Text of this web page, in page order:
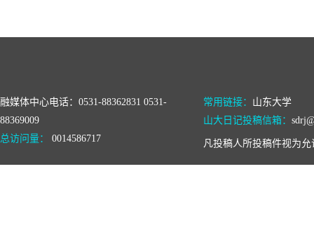
融媒体中心电话：0531-88362831 0531-
88369009
常用链接： 山东大学
山大日记投稿信箱：
总访问量：
0014586717 凡投稿人所投稿件视为